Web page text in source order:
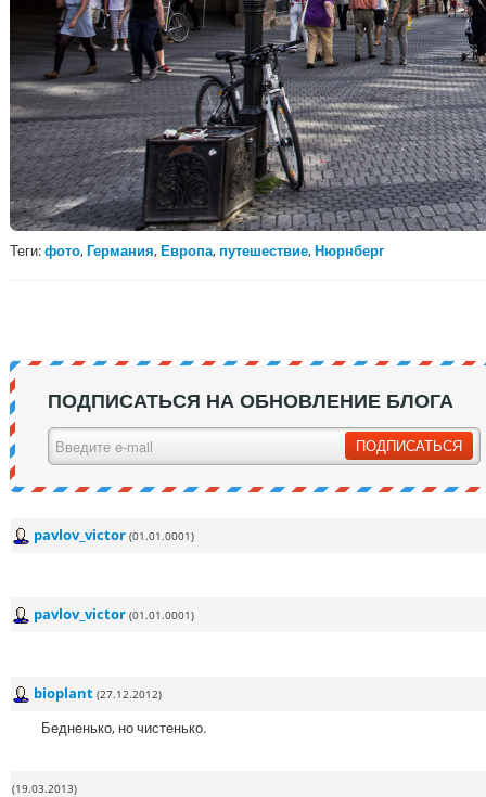
Теги:фото,Германия,Европа,путешествие,Нюрнберг
ПОДПИСАТЬСЯ НА ОБНОВЛЕНИЕ БЛОГА
pavlov_victor (01.01.0001)
pavlov_victor (01.01.0001)
bioplant (27.12.2012)
Бедненько, но чистенько.
(19.03.2013)